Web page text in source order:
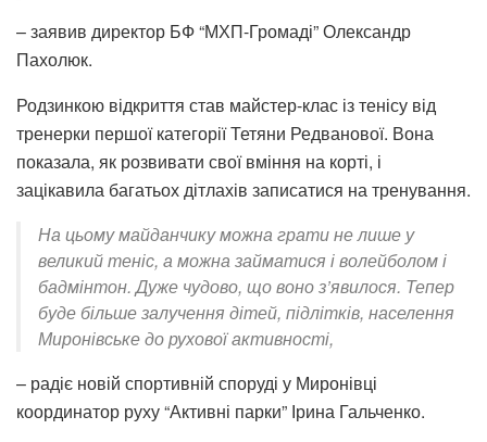
– заявив директор БФ “МХП-Громаді” Олександр
Пахолюк.
Родзинкою відкриття став майстер-клас із тенісу від
тренерки першої категорії Тетяни Редванової. Вона
показала, як розвивати свої вміння на корті, і
зацікавила багатьох дітлахів записатися на тренування.
На цьому майданчику можна грати не лише у
великий теніс, а можна займатися і волейболом і
бадмінтон. Дуже чудово, що воно з’явилося. Тепер
буде більше залучення дітей, підлітків, населення
Миронівське до рухової активності,
– радіє новій спортивній споруді у Миронівці
координатор руху “Активні парки” Ірина Гальченко.